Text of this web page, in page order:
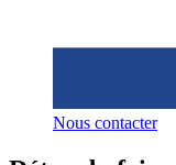
Nous contacter